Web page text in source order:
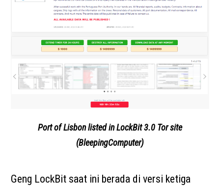
Port of Lisbon listed in LockBit 3.0 Tor site
(BleepingComputer)
Geng LockBit saat ini berada di versi ketiga